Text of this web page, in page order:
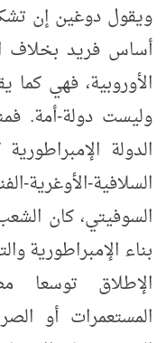
ويقول دوغين إن
أساس فريد بخلاف
الأوروبية، فهي كما
وليست دولة-أمة.
الدولة
السلافية-
السوفيتي، كان
بناء الإمبراطورية
الإطلاق توسعا
المستعمرات أو